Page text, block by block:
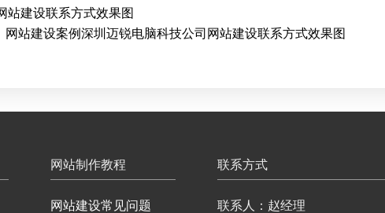
网站建设案例深圳迈锐电脑科技公司网站建设联系方式效果图
网站制作教程
网站建设常见问题
联系方式
联系人：赵经理